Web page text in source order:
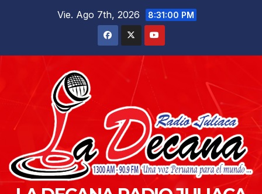
Vie. Ago 7th, 2026 8:31:02 PM